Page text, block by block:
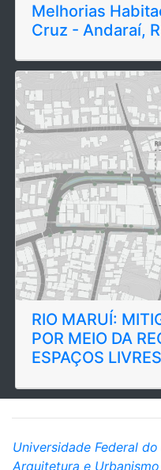
Melhorias
Cruz - Andaraí,
RIO MARUÍ:
POR MEIO DA
ESPAÇOS LIVRES
Universidade Federal
Arquitetura e Urbanismo